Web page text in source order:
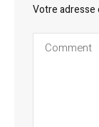
Votre adresse